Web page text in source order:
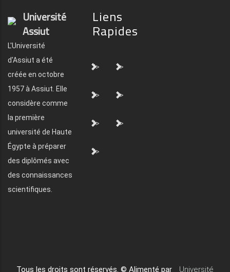
Université
Assiut
L'Université
d'Assiut a été
créée en octobre
1957 à Assiut. Elle
considère comme
la première
université de Haute
Égypte à préparer
des diplômés avec
des connaissances
scientifiques.
Liens
Rapides
"> ">
"> ">
"> ">
">
Tous les droits sont réservés. © Alimenté par Université